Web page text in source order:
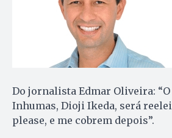
Do jornalista Edmar Oliveira:
Inhumas, Dioji Ikeda, será
please, e me cobrem depois”.